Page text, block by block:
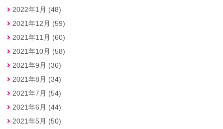
2022年1月 (48)
2021年12月 (59)
2021年11月 (60)
2021年10月 (58)
2021年9月 (36)
2021年8月 (34)
2021年7月 (54)
2021年6月 (44)
2021年5月 (50)